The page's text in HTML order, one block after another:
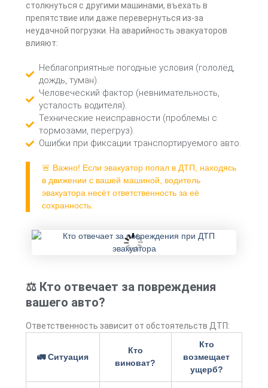
столкнуться с другими машинами, въехать в
препятствие или даже перевернуться из-за
неудачной погрузки. На аварийность эвакуаторов
влияют:
Неблагоприятные погодные условия (гололёд,
дождь, туман).
Человеческий фактор (невнимательность,
усталость водителя).
Технические неисправности (проблемы с
тормозами, перегруз).
Ошибки при фиксации транспортируемого авто.
🚨 Важно! Если эвакуатор попал в ДТП, находясь
в движении с вашей машиной, водитель
эвакуатора несёт ответственность за её
сохранность.
⚖ Кто отвечает за повреждения
вашего авто?
Ответственность зависит от обстоятельств ДТП:
🚛 Ситуация
Кто
виноват?
Кто
возмещает
ущерб?